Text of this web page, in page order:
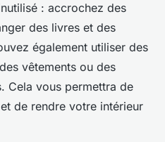
: accrochez des
des livres et des
également utiliser des
vêtements ou des
Cela vous permettra de
de rendre votre intérieur